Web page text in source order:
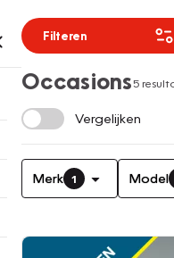
Filteren
Occasions5
Vergelijken
Merk 1 Model